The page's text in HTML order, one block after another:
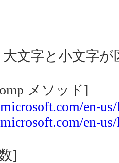
大文字と小文字
メソッド]
en-
en-
]